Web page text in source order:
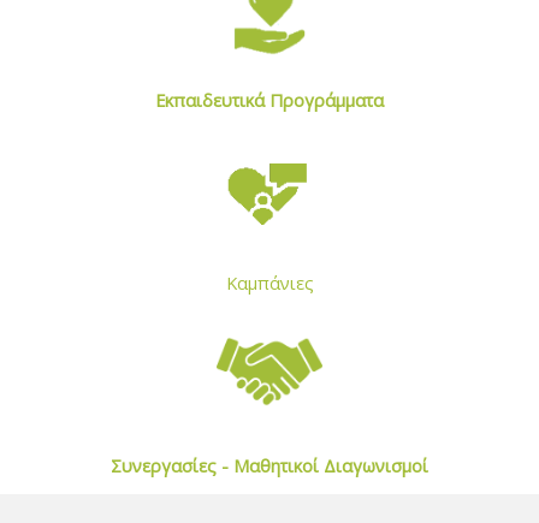
Εκπαιδευτικά Προγράμματα
Καμπάνιες
Συνεργασίες - Μαθητικοί Διαγωνισμοί